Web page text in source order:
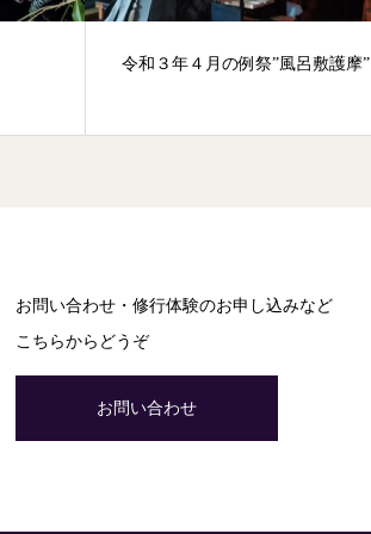
令和３年４月の例祭”風呂敷護摩”
お問い合わせ・修行体験のお申し込みなど
こちらからどうぞ
お問い合わせ